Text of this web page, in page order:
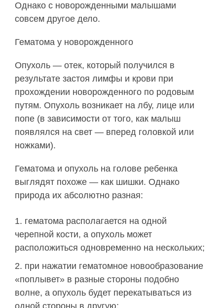
Однако с новорожденными малышами
совсем другое дело.
Гематома у новорожденного
Опухоль — отек, который получился в
результате застоя лимфы и крови при
прохождении новорожденного по родовым
путям. Опухоль возникает на лбу, лице или
попе (в зависимости от того, как малыш
появлялся на свет — вперед головкой или
ножками).
Гематома и опухоль на голове ребенка
выглядят похоже — как шишки. Однако
природа их абсолютно разная:
гематома располагается на одной
черепной кости, а опухоль может
расположиться одновременно на нескольких;
при нажатии гематомное новообразование
«поплывет» в разные стороны подобно
волне, а опухоль будет перекатываться из